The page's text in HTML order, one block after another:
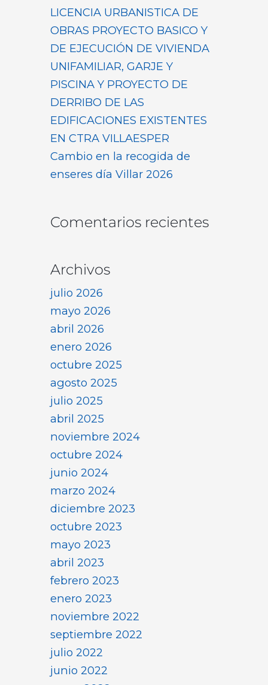
LICENCIA URBANISTICA DE
OBRAS PROYECTO BASICO Y
DE EJECUCIÓN DE VIVIENDA
UNIFAMILIAR, GARJE Y
PISCINA Y PROYECTO DE
DERRIBO DE LAS
EDIFICACIONES EXISTENTES
EN CTRA VILLAESPER
Cambio en la recogida de
enseres día Villar 2026
Comentarios recientes
Archivos
julio 2026
mayo 2026
abril 2026
enero 2026
octubre 2025
agosto 2025
julio 2025
abril 2025
noviembre 2024
octubre 2024
junio 2024
marzo 2024
diciembre 2023
octubre 2023
mayo 2023
abril 2023
febrero 2023
enero 2023
noviembre 2022
septiembre 2022
julio 2022
junio 2022